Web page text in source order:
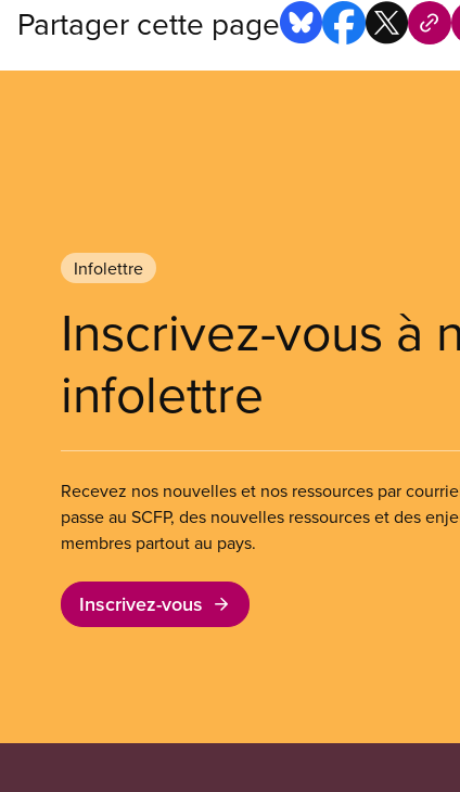
Partager cette page
Infolettre
Inscrivez-vous à
infolettre
Recevez nos nouvelles et nos ressources par
passe au SCFP, des nouvelles ressources et des
membres partout au pays.
Inscrivez-vous